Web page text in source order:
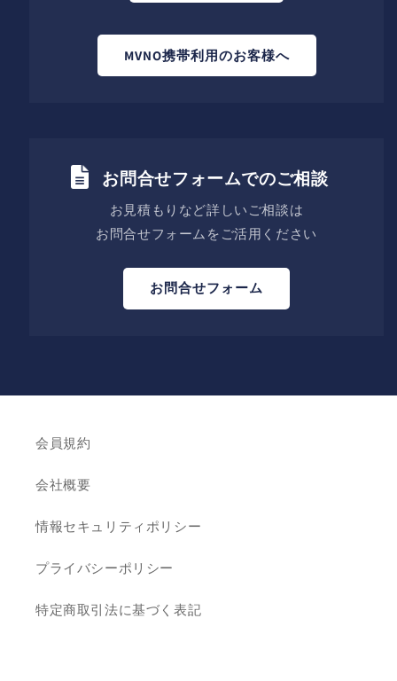
MVNO携帯利用のお客様へ
お問合せフォームでのご相談
お見積もりなど詳しいご相談は
お問合せフォームをご活用ください
お問合せフォーム
会員規約
会社概要
情報セキュリティポリシー
プライバシーポリシー
特定商取引法に基づく表記